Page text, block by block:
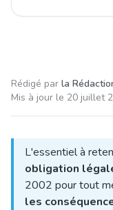
Rédigé par la
Mis à jour le 20 juillet
L'essentiel à
obligation
2002 pour tout
les